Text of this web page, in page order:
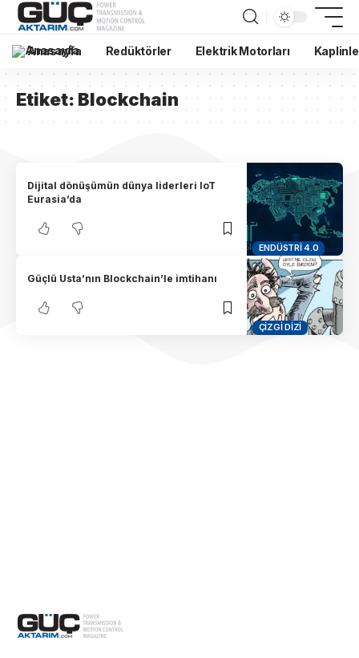
Anasayfa Redüktörler Elektrik Motorları
Etiket:Blockchain
ENDÜSTRI 4.0
Dijital dönüşümün dünya liderleri IoT
Eurasia’da
ÇIZGI DIZI
Güçlü Usta’nın Blockchain’le imtihanı